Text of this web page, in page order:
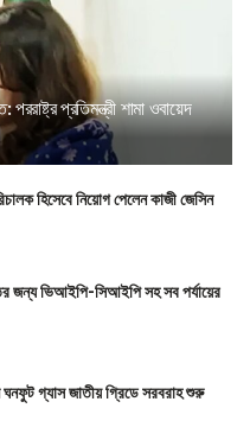
প্রতিমন্ত্রী শামা ওবায়েদ
হিসেবে নিয়োগ পেলেন কাজী জেসিন
জন্য ভিআইপি-সিআইপি সহ সব পর্যায়ের
ঘনফুট গ্যাস জাতীয় গ্রিডে সরবরাহ শুরু